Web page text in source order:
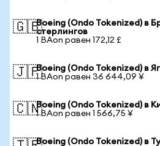
🇬🇧Boeing (Ondo Tokenized) в
стерлингов
1 BAon равен 172,12 £
🇯🇵Boeing (Ondo Tokenized) в
1 BAon равен 36 644,09 ¥
🇨🇳Boeing (Ondo Tokenized) в
1 BAon равен 1 566,75 ¥
Boeing (Ondo Tokenized) в